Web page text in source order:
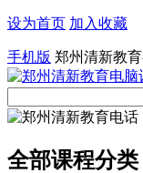
设为首页 加入收藏
手机版 郑州清新教
全部课程分类